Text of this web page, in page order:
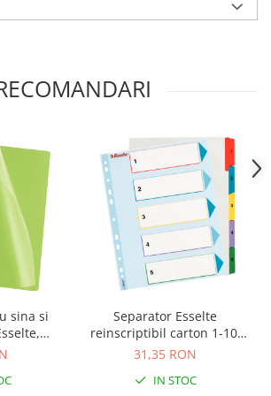
si protectie
si munte
capului
si viziere
sina si
Separator Esselte
reinscriptibil carton 1-10,
A4 Maxi
31,35 RON
IN STOC